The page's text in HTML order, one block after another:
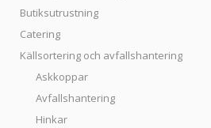
Butiksutrustning
Catering
Källsortering och avfallshantering
Askkoppar
Avfallshantering
Hinkar